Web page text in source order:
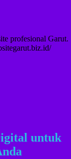
profesional Garut.
untuk